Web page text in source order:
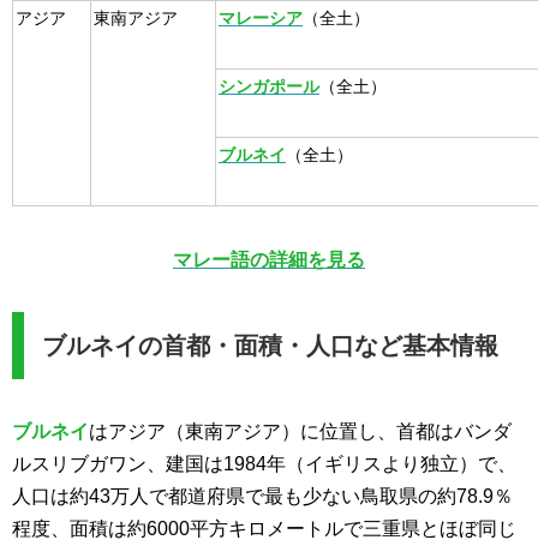
アジア 東南アジア マレーシア （全土）
シンガポール（全土）
ブルネイ （全土）
マレー語の詳細を見る
ブルネイの首都・面積・人口など基本情報
ブルネイはアジア（東南アジア）に位置し、首都はバンダ
ルスリブガワン、建国は1984年（イギリスより独立）で、
人口は約43万人で都道府県で最も少ない鳥取県の約78.9％
程度、面積は約6000平方キロメートルで三重県とほぼ同じ